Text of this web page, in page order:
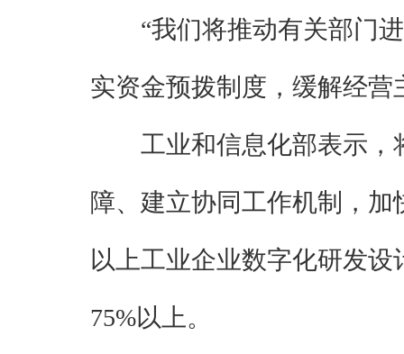
“我们将推动有关部门
实资金预拨制度，缓解经
工业和信息化部表示
障、建立协同工作机制，
以上工业企业数字化研发
75%以上。